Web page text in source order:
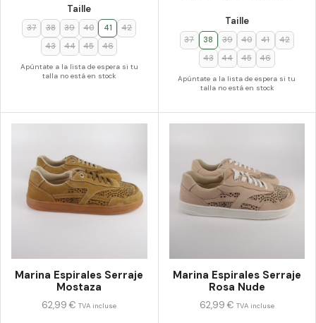
Taille
37 38 39 40 41
42
43
44 45 46
Apúntate a la lista de espera si tu
talla no está en stock
Taille
37 38 39 40 41
42
43
44 45 46
Apúntate a la lista de espera si tu
talla no está en stock
Marina Espirales Serraje
Mostaza
62,99€ TVA incluse
Marina Espirales Serraje
Rosa Nude
62,99 € TVA incluse